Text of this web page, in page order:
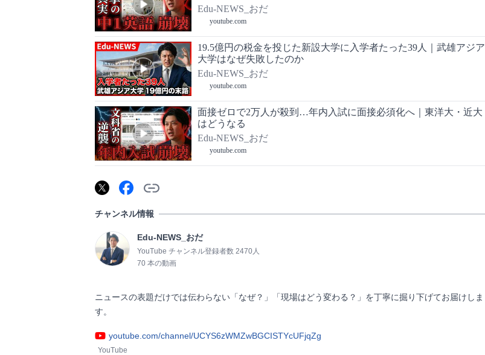
Edu-NEWS_おだ
youtube.com
19.5億円の税金を投じた新設大学に入学者たった39人｜武雄アジア
大学はなぜ失敗したのか
Edu-NEWS_おだ
youtube.com
面接ゼロで2万人が殺到…年内入試に面接必須化へ｜東洋大・近大
はどうなる
Edu-NEWS_おだ
youtube.com
チャンネル情報
Edu-NEWS_おだ
YouTube チャンネル登録者数 2470人
70 本の動画
ニュースの表題だけでは伝わらない「なぜ？」「現場はどう変わる？」を丁寧に掘り下げてお届けしま
す。
youtube.com/channel/UCYS6zWMZwBGCISTYcUFjqZg
YouTube